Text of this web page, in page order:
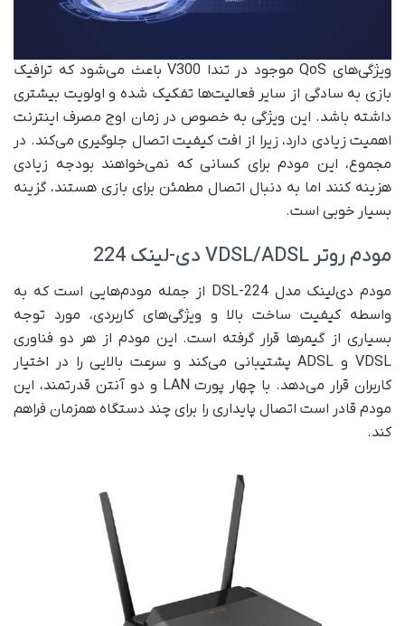
ویژگی‌های QoS موجود در تندا V300 باعث می‌شود که ترافیک
بازی به سادگی از سایر فعالیت‌ها تفکیک شده و اولویت بیشتری
داشته باشد. این ویژگی به خصوص در زمان اوج مصرف اینترنت
اهمیت زیادی دارد، زیرا از افت کیفیت اتصال جلوگیری می‌کند. در
مجموع، این مودم برای کسانی که نمی‌خواهند بودجه زیادی
هزینه کنند اما به دنبال اتصال مطمئن برای بازی هستند، گزینه
بسیار خوبی است.
مودم روتر VDSL/ADSL دی-لینک 224
مودم دی‌لینک مدل DSL-224 از جمله مودم‌هایی است که به
واسطه کیفیت ساخت بالا و ویژگی‌های کاربردی، مورد توجه
بسیاری از گیمرها قرار گرفته است. این مودم از هر دو فناوری
VDSL و ADSL پشتیبانی می‌کند و سرعت بالایی را در اختیار
کاربران قرار می‌دهد. با چهار پورت LAN و دو آنتن قدرتمند، این
مودم قادر است اتصال پایداری را برای چند دستگاه همزمان فراهم
کند.